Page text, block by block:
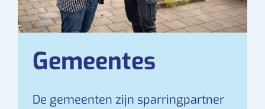
Gemeentes
De gemeenten zijn sparringpartner